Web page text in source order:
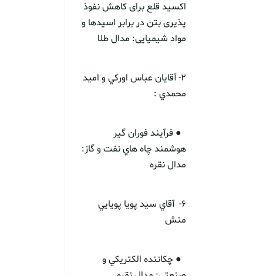
اکسید قلع برای کاهش نفوذ
پذیری بتن در برابر اسیدها و
مواد شیمیایی: مدال طلا
2- آقايان عباس اوركي و اميد
محمدي :
● فرآيند فوران گير
هوشمند چاه هاي نفت و گاز:
مدال نقره
6- آقاي سيد پويا پويايي
منش
● چكاننده الكتريكي و